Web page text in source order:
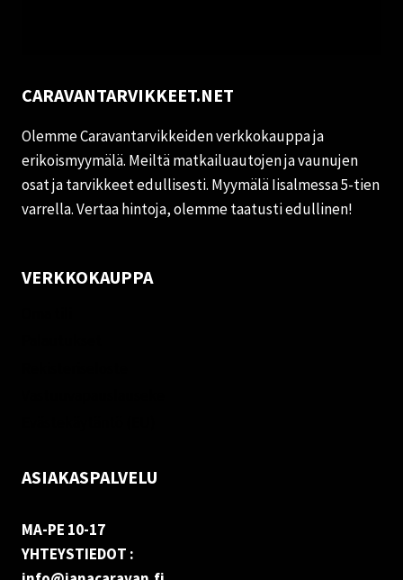
CARAVANTARVIKKEET.NET
Olemme Caravantarvikkeiden verkkokauppa ja
erikoismyymälä. Meiltä matkailuautojen ja vaunujen
osat ja tarvikkeet edullisesti. Myymälä Iisalmessa 5-tien
varrella. Vertaa hintoja, olemme taatusti edullinen!
VERKKOKAUPPA
ASIAKASPALVELU
MA-PE 10-17
YHTEYSTIEDOT :